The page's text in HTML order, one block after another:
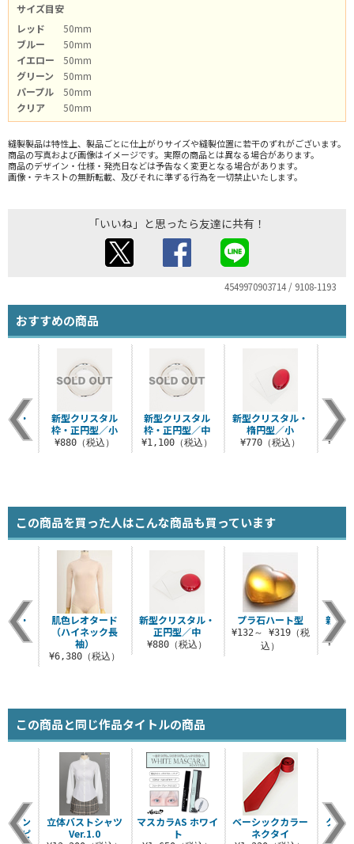
サイズ目安
レッド
50mm
ブルー
50mm
イエロー
50mm
グリーン
50mm
パープル
50mm
クリア
50mm
縫製製品は特性上、製品ごとに仕上がりサイズや縫製位置に若干のずれがございます。
商品の写真および画像はイメージです。実際の商品とは異なる場合があります。
商品のデザイン・仕様・発売日などは予告なく変更となる場合があります。
画像・テキストの無断転載、及びそれに準ずる行為を一切禁止いたします。
「いいね」と思ったら友達に共有！
4549970903714 / 9108-1193
おすすめの商品
新型クリスタル
枠・正円型／中
¥1,100（税込）
新型クリスタル・
楕円型／小
¥770（税込）
新型
枠・
ル・
小
込）
新型クリスタル
枠・正円型／小
¥880（税込）
この商品を買った人はこんな商品も買っています
新型クリスタル・
正円型／中
¥880（税込）
プラ石ハート型
¥132～ ¥319（税
込）
新型
楕
ル・
小
込）
肌色レオタード
（ハイネック長
袖）
¥6,380（税込）
この商品と同じ作品タイトルの商品
マスカラAS ホワイ
ト
ベーシックカラー
ネクタイ
クリ
ボン
チピ
立体バストシャツ
Ver.1.0